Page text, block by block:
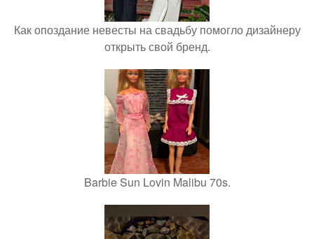
Как опоздание невесты на свадьбу помогло дизайнеру
открыть свой бренд.
Barbie Sun Lovin Malibu 70s.